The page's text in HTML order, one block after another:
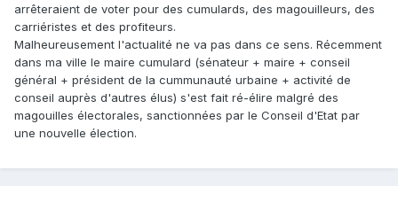
arrêteraient de voter pour des cumulards, des magouilleurs, des
carriéristes et des profiteurs.
Malheureusement l'actualité ne va pas dans ce sens. Récemment
dans ma ville le maire cumulard (sénateur + maire + conseil
général + président de la cummunauté urbaine + activité de
conseil auprès d'autres élus) s'est fait ré-élire malgré des
magouilles électorales, sanctionnées par le Conseil d'Etat par
une nouvelle élection.